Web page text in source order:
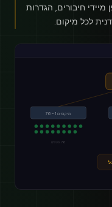
חיבורים, הגדרות
לכל מיקום.
מיקומים 1 – 76
76 פעילים